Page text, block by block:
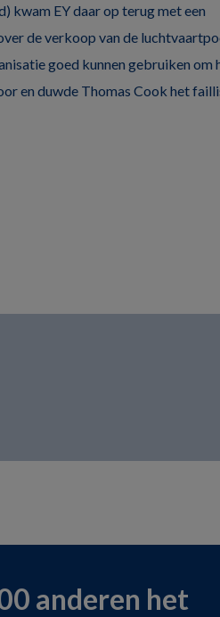
kwam EY daar op terug met een
de verkoop van de
goed kunnen gebruiken om
en duwde Thomas Cook het
anderen het